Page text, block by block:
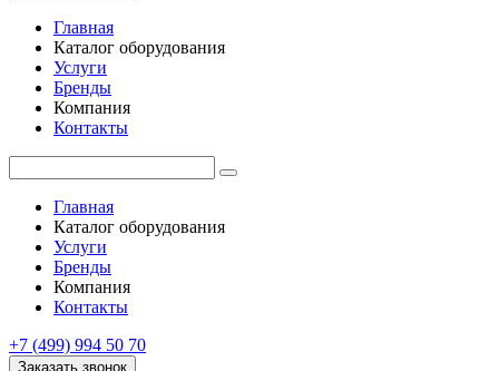
Главная
Каталог оборудования
Услуги
Бренды
Компания
Контакты
Главная
Каталог оборудования
Услуги
Бренды
Компания
Контакты
+7 (499) 994 50 70
Заказать звонок